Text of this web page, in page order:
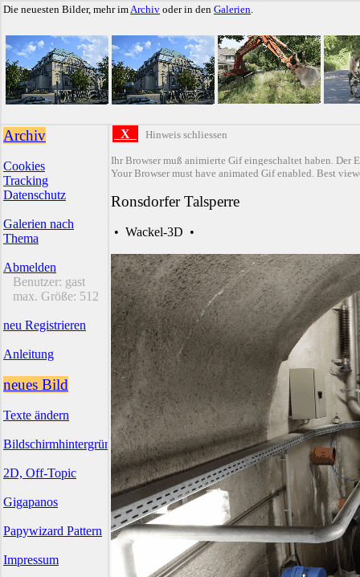
Die neuesten Bilder, mehr imArchiv oder in den Galerien.
Archiv
Cookies
Tracking
Datenschutz
Galerien nach
Thema
Abmelden
Benutzer: gast
max. Größe: 512
neu Registrieren
Anleitung
neues Bild
Texte ändern
Bildschirmhintergründe
2D, Off-Topic
Gigapanos
Papywizard Pattern
Impressum
X Hinweis schliessen
Ihr Browser muß animierte Gif eingeschaltet haben. Der
Your Browser must have animated Gif enabled. Best
Ronsdorfer Talsperre
• Wackel-3D •